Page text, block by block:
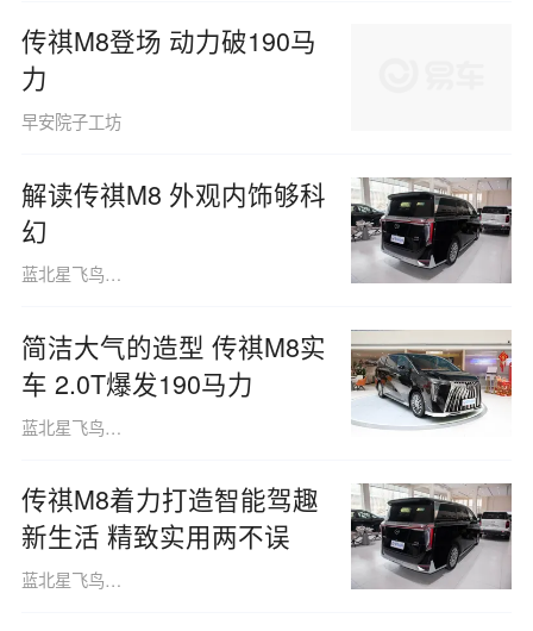
传祺M8登场 动力破190马
力
早安院子工坊
解读传祺M8 外观内饰够科
幻
蓝北星飞鸟160508
简洁大气的造型 传祺M8实
车 2.0T爆发190马力
蓝北星飞鸟160508
传祺M8着力打造智能驾趣
新生活 精致实用两不误
蓝北星飞鸟160508